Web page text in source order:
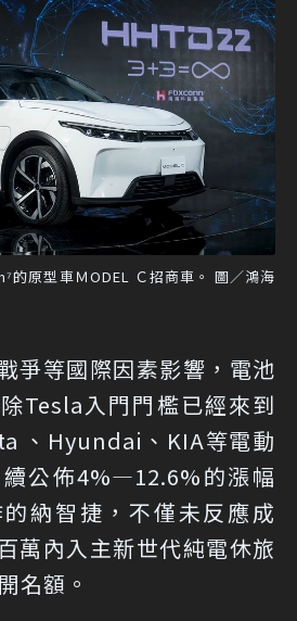
的原型車ＭODEL Ｃ招商車。 圖／鴻海
爭等國際因素影響，電池
Tesla入門門檻已經來到
、Hyundai、KIA等電動
公佈4%—12.6%的漲幅
納智捷，不僅未反應成
萬內入主新世代純電休旅
名額。